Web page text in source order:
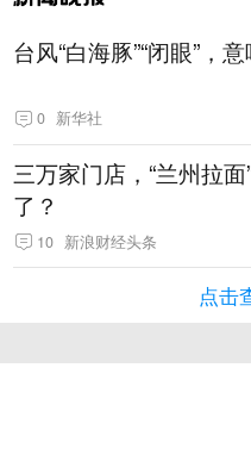
台风“白海豚”“闭眼”，
0 新华社
三万家门店，“兰州拉
了？
10 新浪财经头条
点击